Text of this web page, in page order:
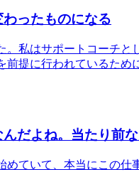
ったものになる
。私はサポートコーチ
前提に行われているた
だよね。当たり前
めていて、本当にこの